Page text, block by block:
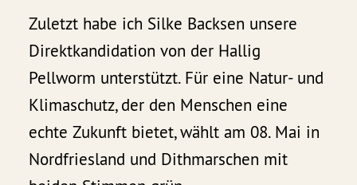
Zuletzt habe ich Silke Backsen unsere
Direktkandidation von der Hallig
Pellworm unterstützt. Für eine Natur- und
Klimaschutz, der den Menschen eine
echte Zukunft bietet, wählt am 08. Mai in
Nordfriesland und Dithmarschen mit